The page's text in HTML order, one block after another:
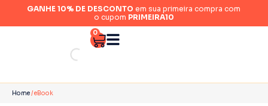
GANHE 10% DE DESCONTO em sua primeira compra com
o cupom PRIMEIRA10
0
Home/ eBook